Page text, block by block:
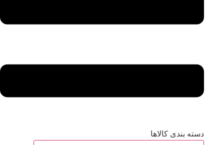
دسته بندی کالاها